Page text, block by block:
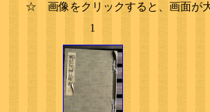
☆ 画像をクリックすると、画面が
1